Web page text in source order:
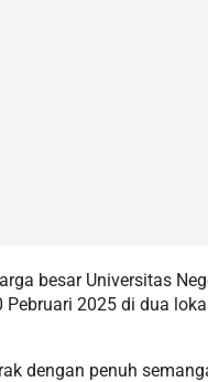
besar Universitas
Pebruari 2025 di dua
dengan penuh